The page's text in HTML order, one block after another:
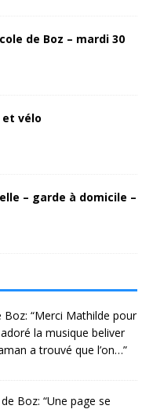
de Boz – mardi 30
vélo
– garde à domicile –
Boz: “Merci Mathilde pour
la musique beliver
a trouvé que l’on…”
Boz: “Une page se